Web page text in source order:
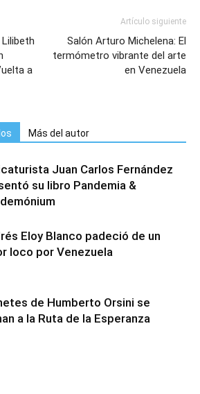
Lilibeth
a
Artículo siguiente
Salón Arturo Michelena: El
termómetro vibrante del arte
en Venezuela
Más del autor
Juan Carlos Fernández
su libro Pandemia &
Eloy Blanco padeció de un
loco por Venezuela
de Humberto Orsini se
a la Ruta de la Esperanza